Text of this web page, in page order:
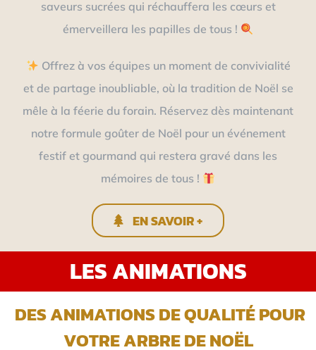
saveurs sucrées qui réchauffera les cœurs et
émerveillera les papilles de tous !
Offrez à vos équipes un moment de convivialité
et de partage inoubliable, où la tradition de Noël se
mêle à la féerie du forain. Réservez dès maintenant
notre formule goûter de Noël pour un événement
festif et gourmand qui restera gravé dans les
mémoires de tous !
EN SAVOIR +
LES ANIMATIONS
DES ANIMATIONS DE QUALITÉ POUR
VOTRE ARBRE DE NOËL